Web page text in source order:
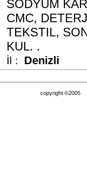
SODYUM
CMC,
TEKSTIL,
KUL. .
İl : Denizli
copyright